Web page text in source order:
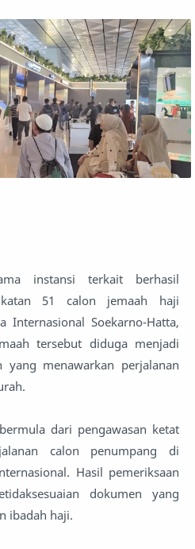
instansi terkait berhasil
51 calon jemaah haji
Internasional Soekarno-Hatta,
tersebut diduga menjadi
yang menawarkan perjalanan
dari pengawasan ketat
calon penumpang di
Hasil pemeriksaan
dokumen yang
ibadah haji.